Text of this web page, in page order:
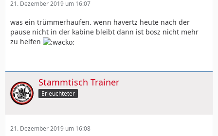
21. Dezember 2019 um 16:07
was ein trümmerhaufen. wenn havertz heute nach der
pause nicht in der kabine bleibt dann ist bosz nicht mehr
zu helfen
Stammtisch Trainer
Erleuchteter
21. Dezember 2019 um 16:08